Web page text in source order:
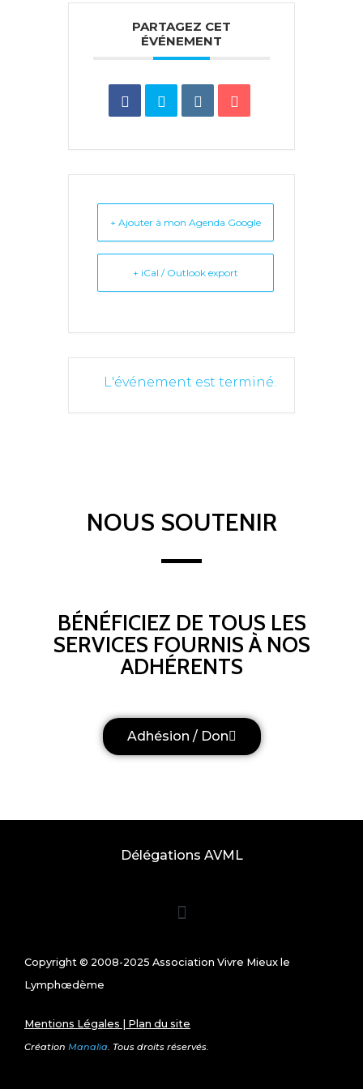
PARTAGEZ CET
ÉVÉNEMENT
+ Ajouter à mon Agenda Google
+ iCal / Outlook export
L'événement est terminé.
NOUS SOUTENIR
BÉNÉFICIEZ DE TOUS LES
SERVICES FOURNIS À NOS
ADHÉRENTS
Adhésion / Don
Copyright © 2008-2025 Association Vivre Mieux le
Lymphœdème
Mentions Légales Plan du site
Création Manalia. Tous droits réservés.
Délégations AVML